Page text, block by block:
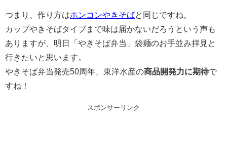
つまり、作り方はホンコンやきそばと同じですね。
カップやきそばタイプまで味は届かないだろうという声も
ありますが、明日「やきそば弁当」袋麺のお手並み拝見と
行きたいと思います。
やきそば弁当発売50周年、東洋水産の商品開発力に期待で
すね！
スポンサーリンク